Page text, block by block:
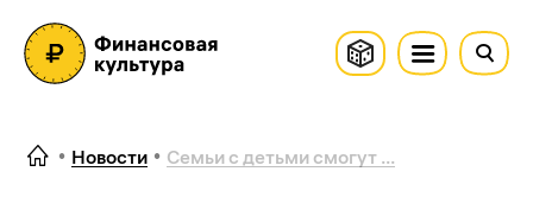
Новости Семьи с детьми смогут ...